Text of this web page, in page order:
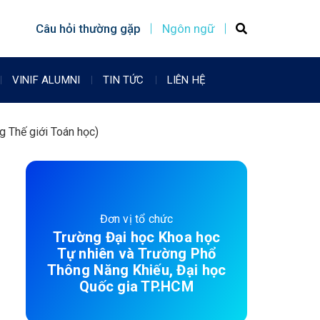
Câu hỏi thường gặp Ngôn ngữ
VINIF ALUMNI TIN TỨC LIÊN HỆ
Thế giới Toán học)
Đơn vị tổ chức
Trường Đại học Khoa học
Tự nhiên và Trường Phổ
Thông Năng Khiếu, Đại học
Quốc gia TP.HCM